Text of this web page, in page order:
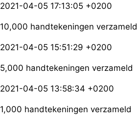
2021-04-05 17:13:05 +0200
10,000 handtekeningen verzameld
2021-04-05 15:51:29 +0200
5,000 handtekeningen verzameld
2021-04-05 13:58:34 +0200
1,000 handtekeningen verzameld